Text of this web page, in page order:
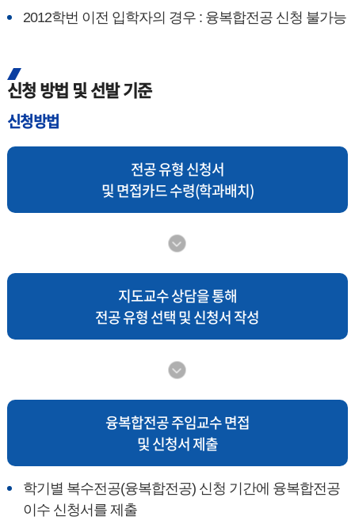
2012학번 이전 입학자의 경우 : 융복합전공 신청 불가능
신청 방법 및 선발 기준
신청방법
전공 유형 신청서
및 면접카드 수령(학과배치)
지도교수 상담을 통해
전공 유형 선택 및 신청서 작성
융복합전공 주임교수 면접
및 신청서 제출
학기별 복수전공(융복합전공) 신청 기간에 융복합전공
이수 신청서를 제출